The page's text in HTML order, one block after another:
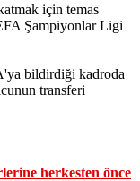
için temas
Şampiyonlar Ligi
bildirdiği kadroda
transferi
herkesten önce